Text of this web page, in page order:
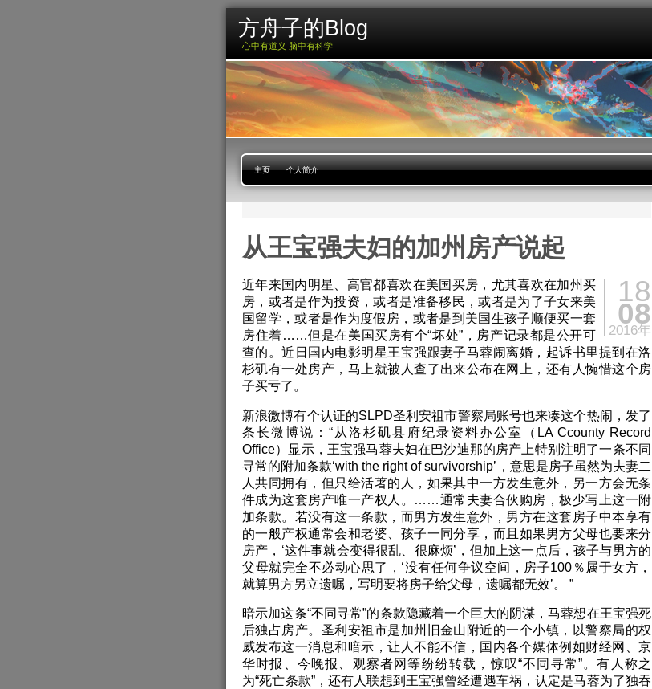
方舟子的Blog
心中有道义 脑中有科学
主页 个人简介
从王宝强夫妇的加州房产说起
18
08
2016年
近年来国内明星、高官都喜欢在美国买房，尤其喜欢在加州买
房，或者是作为投资，或者是准备移民，或者是为了子女来美
国留学，或者是作为度假房，或者是到美国生孩子顺便买一套
房住着……但是在美国买房有个“坏处”，房产记录都是公开可
查的。近日国内电影明星王宝强跟妻子马蓉闹离婚，起诉书里提到在洛
杉矶有一处房产，马上就被人查了出来公布在网上，还有人惋惜这个房
子买亏了。
新浪微博有个认证的SLPD圣利安祖市警察局账号也来凑这个热闹，发了
条长微博说：“从洛杉矶县府纪录资料办公室（LA Ccounty Record
Office）显示，王宝强马蓉夫妇在巴沙迪那的房产上特别注明了一条不同
寻常的附加条款‘with the right of survivorship’，意思是房子虽然为夫妻二
人共同拥有，但只给活著的人，如果其中一方发生意外，另一方会无条
件成为这套房产唯一产权人。……通常夫妻合伙购房，极少写上这一附
加条款。若没有这一条款，而男方发生意外，男方在这套房子中本享有
的一般产权通常会和老婆、孩子一同分享，而且如果男方父母也要来分
房产，‘这件事就会变得很乱、很麻烦’，但加上这一点后，孩子与男方的
父母就完全不必动心思了，‘没有任何争议空间，房子100％属于女方，
就算男方另立遗嘱，写明要将房子给父母，遗嘱都无效’。 ”
暗示加这条“不同寻常”的条款隐藏着一个巨大的阴谋，马蓉想在王宝强死
后独占房产。圣利安祖市是加州旧金山附近的一个小镇，以警察局的权
威发布这一消息和暗示，让人不能不信，国内各个媒体例如财经网、京
华时报、今晚报、观察者网等纷纷转载，惊叹“不同寻常”。有人称之
为“死亡条款”，还有人联想到王宝强曾经遭遇车祸，认定是马蓉为了独吞